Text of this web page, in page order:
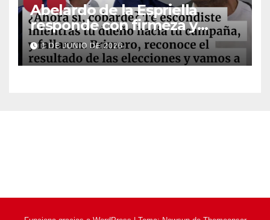
Abelardo de la Espriella
responde con firmeza y
fortalece su imagen de
liderazgo ante la controversia
1 DE JUNIO DE 2026